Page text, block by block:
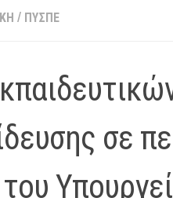
/ ΠΥΣΠΕ
σε